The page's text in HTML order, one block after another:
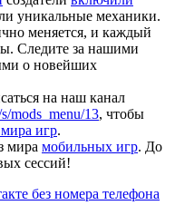
уникальные механики.
меняется, и каждый
Следите за нашими
о новейших
на наш канал
mods_menu/13, чтобы
игр.
мира мобильных игр. До
сессий!
без номера телефона